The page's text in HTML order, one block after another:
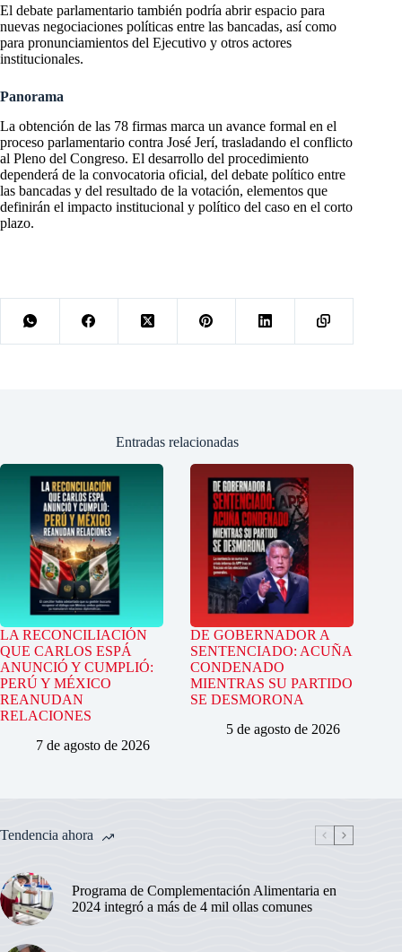
El debate parlamentario también podría abrir espacio para
nuevas negociaciones políticas entre las bancadas, así como
para pronunciamientos del Ejecutivo y otros actores
institucionales.
Panorama
La obtención de las 78 firmas marca un avance formal en el
proceso parlamentario contra José Jerí, trasladando el conflicto
al Pleno del Congreso. El desarrollo del procedimiento
dependerá de la convocatoria oficial, del debate político entre
las bancadas y del resultado de la votación, elementos que
definirán el impacto institucional y político del caso en el corto
plazo.
Entradas relacionadas
LA RECONCILIACIÓN
QUE CARLOS ESPÁ
ANUNCIÓ Y CUMPLIÓ:
PERÚ Y MÉXICO
REANUDAN
RELACIONES
7 de agosto de 2026
DE GOBERNADOR A
SENTENCIADO: ACUÑA
CONDENADO
MIENTRAS SU PARTIDO
SE DESMORONA
5 de agosto de 2026
Tendencia ahora
Programa de Complementación Alimentaria en
2024 integró a más de 4 mil ollas comunes